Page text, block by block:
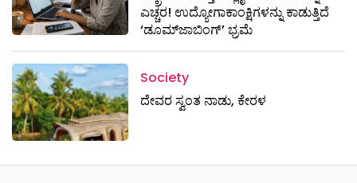
ಎಚ್ಚರ! ಉದ್ಯೋಗಾಕಾಂಕ್ಷಿಗಳನ್ನು ಕಾಡುತ್ತಿದೆ
‘ಡೂಮ್‌ಜಾಬಿಂಗ್’ ಭ್ರಮೆ
Society
ದೇವರ ಸ್ವಂತ ನಾಡು, ಕೇರಳ